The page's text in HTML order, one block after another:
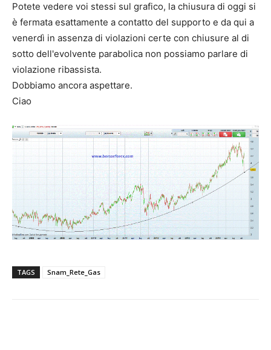
Potete vedere voi stessi sul grafico, la chiusura di oggi si
è fermata esattamente a contatto del supporto e da qui a
venerdì in assenza di violazioni certe con chiusure al di
sotto dell'evolvente parabolica non possiamo parlare di
violazione ribassista.
Dobbiamo ancora aspettare.
Ciao
TAGS Snam_Rete_Gas